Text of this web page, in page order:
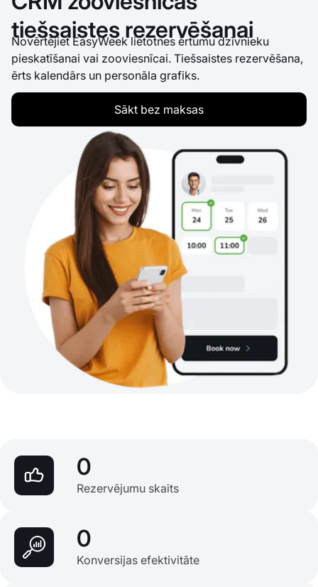
tiešsaistes rezervēšanai
Novērtējiet EasyWeek lietotnes ērtumu dzīvnieku
pieskatīšanai vai zooviesnīcai. Tiešsaistes rezervēšana,
ērts kalendārs un personāla grafiks.
Sākt bez maksas
0
Rezervējumu skaits
0
Konversijas efektivitāte